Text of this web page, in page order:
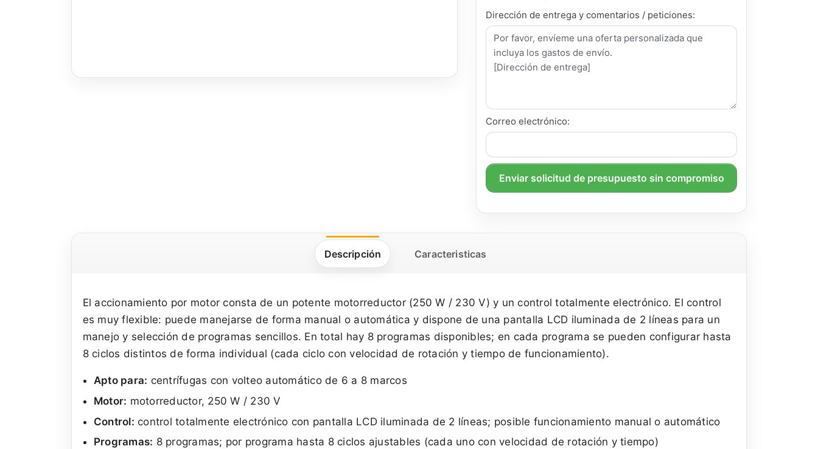
Dirección de entrega y comentarios / peticiones:
Correo electrónico:
Enviar solicitud de presupuesto sin compromiso
Descripción Caracteristicas
El accionamiento por motor consta de un potente motorreductor (250 W / 230 V) y un control totalmente electrónico. El control
es muy flexible: puede manejarse de forma manual o automática y dispone de una pantalla LCD iluminada de 2 líneas para un
manejo y selección de programas sencillos. En total hay 8 programas disponibles; en cada programa se pueden configurar hasta
8 ciclos distintos de forma individual (cada ciclo con velocidad de rotación y tiempo de funcionamiento).
Apto para: centrífugas con volteo automático de 6 a 8 marcos
Motor: motorreductor, 250 W / 230 V
Control: control totalmente electrónico con pantalla LCD iluminada de 2 líneas; posible funcionamiento manual o automático
Programas: 8 programas; por programa hasta 8 ciclos ajustables (cada uno con velocidad de rotación y tiempo)